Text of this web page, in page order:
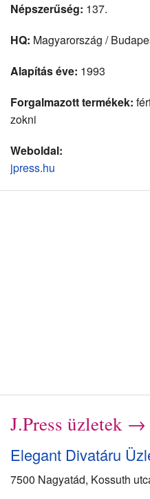
Népszerűség: 137.
HQ: Magyarország /
Alapítás éve: 1993
Forgalmazott termékek:
zokni
Weboldal:
jpress.hu
J.Press üzletek →
Elegant Divatáru
7500 Nagyatád, Kossuth